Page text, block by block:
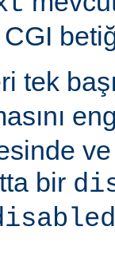
CGI
tek
bir